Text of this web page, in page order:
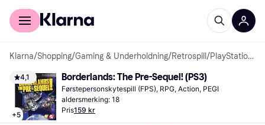
For kunder
Klarna/Shopping/Gaming & Underholdning/Retrospill / PlayStation 3-spill
4,1
+5
Borderlands: The Pre-Sequel! (PS3)
Førstepersonskytespill (FPS), RPG, Action, PEGI
aldersmerking: 18
Pris159 kr